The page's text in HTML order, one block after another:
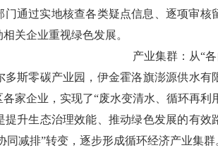
门通过实地核查各类疑点信息、逐项审
关企业重视绿色发展。
产业集群：从“
多斯零碳产业园，伊金霍洛旗澎源供水
家企业，实现了“废水变清水、循环再利
提升生态治理效能、推动绿色发展的有
同减排”转变，逐步形成循环经济产业集群